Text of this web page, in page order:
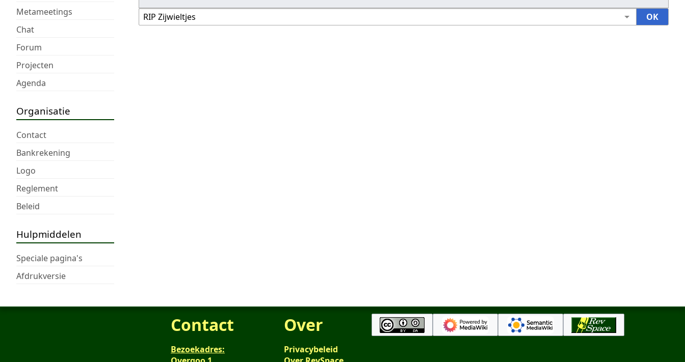
Metameetings
Chat
Forum
Projecten
Agenda
Organisatie
Contact
Bankrekening
Logo
Reglement
Beleid
Hulpmiddelen
Speciale pagina's
Afdrukversie
Contact
Bezoekadres:
Over
Privacybeleid